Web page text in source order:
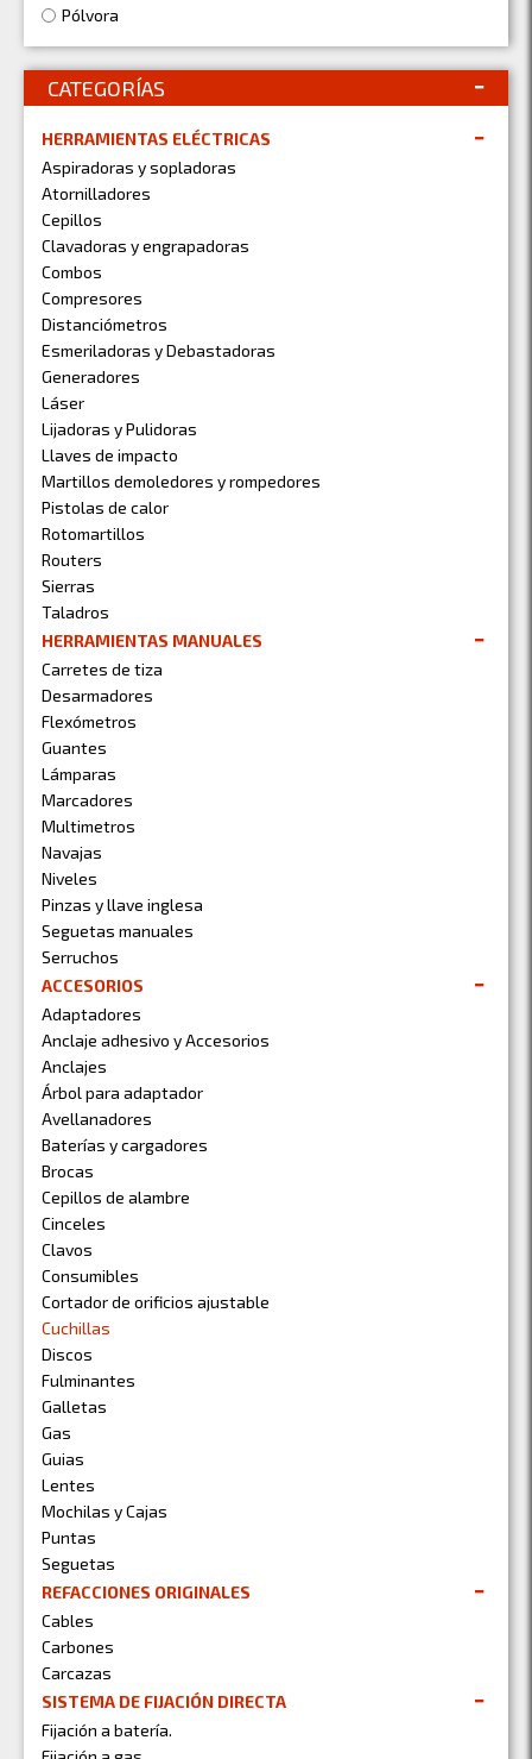
Pólvora
CATEGORÍAS
HERRAMIENTAS ELÉCTRICAS
Aspiradoras y sopladoras
Atornilladores
Cepillos
Clavadoras y engrapadoras
Combos
Compresores
Distanciómetros
Esmeriladoras y Debastadoras
Generadores
Láser
Lijadoras y Pulidoras
Llaves de impacto
Martillos demoledores y rompedores
Pistolas de calor
Rotomartillos
Routers
Sierras
Taladros
HERRAMIENTAS MANUALES
Carretes de tiza
Desarmadores
Flexómetros
Guantes
Lámparas
Marcadores
Multimetros
Navajas
Niveles
Pinzas y llave inglesa
Seguetas manuales
Serruchos
ACCESORIOS
Adaptadores
Anclaje adhesivo y Accesorios
Anclajes
Árbol para adaptador
Avellanadores
Baterías y cargadores
Brocas
Cepillos de alambre
Cinceles
Clavos
Consumibles
Cortador de orificios ajustable
Cuchillas
Discos
Fulminantes
Galletas
Gas
Guias
Lentes
Mochilas y Cajas
Puntas
Seguetas
REFACCIONES ORIGINALES
Cables
Carbones
Carcazas
SISTEMA DE FIJACIÓN DIRECTA
Fijación a batería.